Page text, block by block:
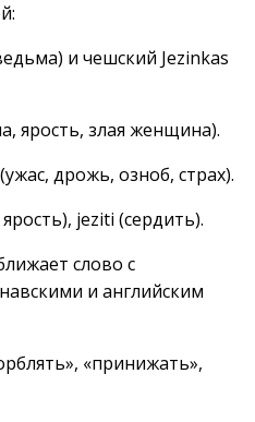
и чешский Jezinkas
ярость, злая женщина).
дрожь, озноб, страх).
jeziti (сердить).
слово с
и английским
«принижать»,